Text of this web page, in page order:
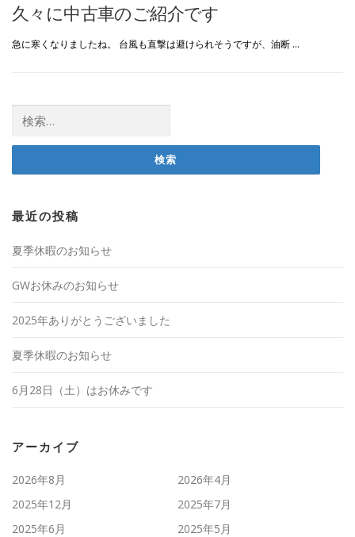
久々に中古車のご紹介です
急に寒くなりましたね。 台風も直撃は避けられそうですが、油断 …
索:
最近の投稿
夏季休暇のお知らせ
GWお休みのお知らせ
2025年ありがとうございました
夏季休暇のお知らせ
6月28日（土）はお休みです
アーカイブ
2026年8月
2026年4月
2025年12月
2025年7月
2025年6月
2025年5月